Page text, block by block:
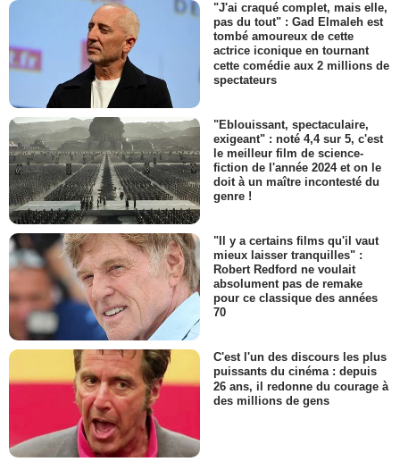
"J'ai craqué complet, mais elle,
pas du tout" : Gad Elmaleh est
tombé amoureux de cette
actrice iconique en tournant
cette comédie aux 2 millions de
spectateurs
"Eblouissant, spectaculaire,
exigeant" : noté 4,4 sur 5, c'est
le meilleur film de science-
fiction de l'année 2024 et on le
doit à un maître incontesté du
genre !
"Il y a certains films qu'il vaut
mieux laisser tranquilles" :
Robert Redford ne voulait
absolument pas de remake
pour ce classique des années
70
C'est l'un des discours les plus
puissants du cinéma : depuis
26 ans, il redonne du courage à
des millions de gens